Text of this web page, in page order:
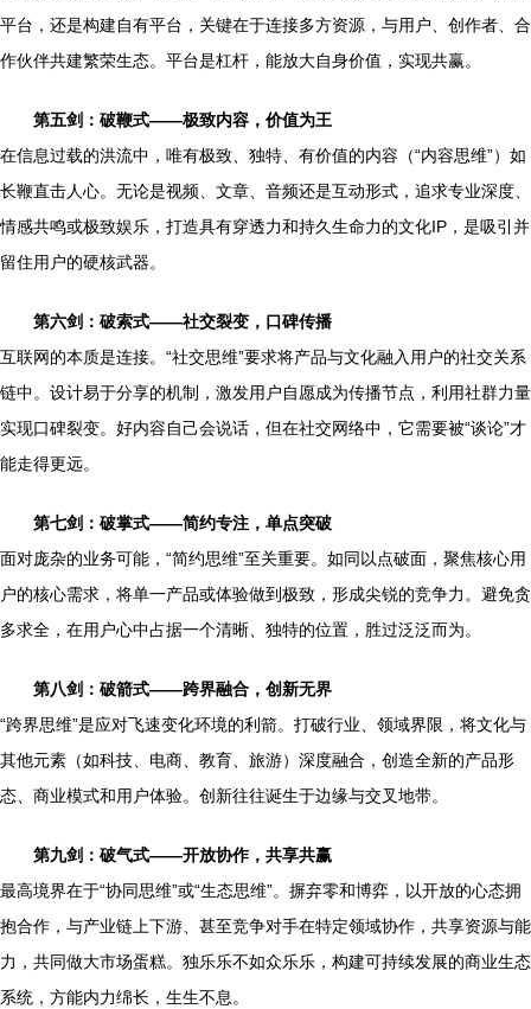
平台，还是构建自有平台，关键在于连接多方资源，与用户、创作者、合
作伙伴共建繁荣生态。平台是杠杆，能放大自身价值，实现共赢。
第五剑：破鞭式——极致内容，价值为王
在信息过载的洪流中，唯有极致、独特、有价值的内容（“内容思维”）如
长鞭直击人心。无论是视频、文章、音频还是互动形式，追求专业深度、
情感共鸣或极致娱乐，打造具有穿透力和持久生命力的文化IP，是吸引并
留住用户的硬核武器。
第六剑：破索式——社交裂变，口碑传播
互联网的本质是连接。“社交思维”要求将产品与文化融入用户的社交关系
链中。设计易于分享的机制，激发用户自愿成为传播节点，利用社群力量
实现口碑裂变。好内容自己会说话，但在社交网络中，它需要被“谈论”才
能走得更远。
第七剑：破掌式——简约专注，单点突破
面对庞杂的业务可能，“简约思维”至关重要。如同以点破面，聚焦核心用
户的核心需求，将单一产品或体验做到极致，形成尖锐的竞争力。避免贪
多求全，在用户心中占据一个清晰、独特的位置，胜过泛泛而为。
第八剑：破箭式——跨界融合，创新无界
“跨界思维”是应对飞速变化环境的利箭。打破行业、领域界限，将文化与
其他元素（如科技、电商、教育、旅游）深度融合，创造全新的产品形
态、商业模式和用户体验。创新往往诞生于边缘与交叉地带。
第九剑：破气式——开放协作，共享共赢
最高境界在于“协同思维”或“生态思维”。摒弃零和博弈，以开放的心态拥
抱合作，与产业链上下游、甚至竞争对手在特定领域协作，共享资源与能
力，共同做大市场蛋糕。独乐乐不如众乐乐，构建可持续发展的商业生态
系统，方能内力绵长，生生不息。